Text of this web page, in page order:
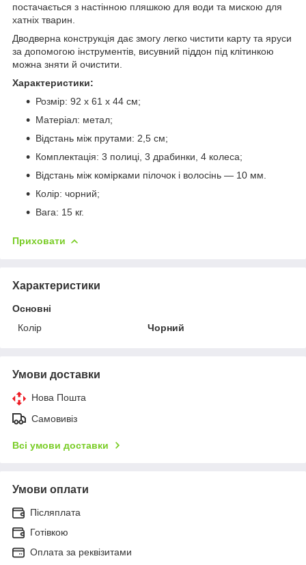
постачається з настінною пляшкою для води та мискою для
хатніх тварин.
Дводверна конструкція дає змогу легко чистити карту та яруси
за допомогою інструментів, висувний піддон під клітинкою
можна зняти й очистити.
Характеристики:
Розмір: 92 x 61 x 44 см;
Матеріал: метал;
Відстань між прутами: 2,5 см;
Комплектація: 3 полиці, 3 драбинки, 4 колеса;
Відстань між комірками пілочок і волосінь — 10 мм.
Колір: чорний;
Вага: 15 кг.
Приховати
Характеристики
Основні
Колір
Чорний
Умови доставки
Нова Пошта
Самовивіз
Всі умови доставки
Умови оплати
Післяплата
Готівкою
Оплата за реквізитами